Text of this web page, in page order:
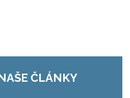
ČLÁNKY